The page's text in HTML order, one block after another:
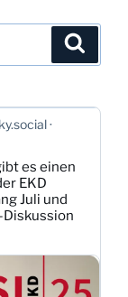
es einen
EKD
Juli und
Diskussion